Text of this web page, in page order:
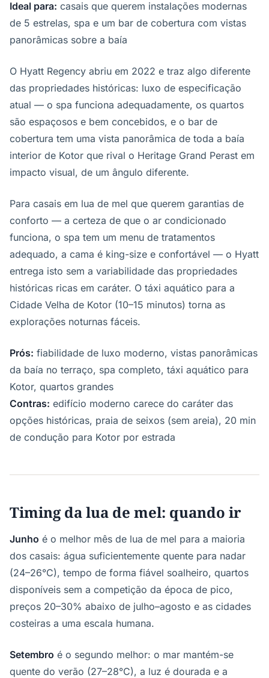
Ideal para: casais que querem instalações modernas
de 5 estrelas, spa e um bar de cobertura com vistas
panorâmicas sobre a baía
O Hyatt Regency abriu em 2022 e traz algo diferente
das propriedades históricas: luxo de especificação
atual — o spa funciona adequadamente, os quartos
são espaçosos e bem concebidos, e o bar de
cobertura tem uma vista panorâmica de toda a baía
interior de Kotor que rival o Heritage Grand Perast em
impacto visual, de um ângulo diferente.
Para casais em lua de mel que querem garantias de
conforto — a certeza de que o ar condicionado
funciona, o spa tem um menu de tratamentos
adequado, a cama é king-size e confortável — o Hyatt
entrega isto sem a variabilidade das propriedades
históricas ricas em caráter. O táxi aquático para a
Cidade Velha de Kotor (10–15 minutos) torna as
explorações noturnas fáceis.
Prós: fiabilidade de luxo moderno, vistas panorâmicas
da baía no terraço, spa completo, táxi aquático para
Kotor, quartos grandes
Contras: edifício moderno carece do caráter das
opções históricas, praia de seixos (sem areia), 20 min
de condução para Kotor por estrada
Timing da lua de mel: quando ir
Junho é o melhor mês de lua de mel para a maioria
dos casais: água suficientemente quente para nadar
(24–26°C), tempo de forma fiável soalheiro, quartos
disponíveis sem a competição da época de pico,
preços 20–30% abaixo de julho–agosto e as cidades
costeiras a uma escala humana.
Setembro é o segundo melhor: o mar mantém-se
quente do verão (27–28°C), a luz é dourada e a